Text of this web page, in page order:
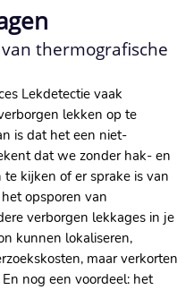
thermografische
Lekdetectie vaak
lekken op te
is dat het een niet-
dat we zonder hak- en
kijken of er sprake is van
opsporen van
verborgen lekkages in je
kunnen lokaliseren,
maar verkorten
nog een voordeel: het